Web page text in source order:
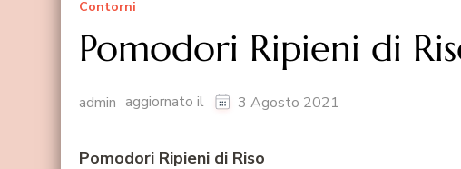
Contorni
Pomodori Ripieni di
admin aggiornato il 3 Agosto 2021
Pomodori Ripieni di Riso